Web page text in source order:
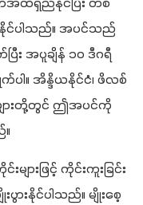
ထိရှည်နိုင်ပြီး တစ်
နိုင်ပါသည်။ အပင်သည်
အပူချိန် ၁၀ ဒီဂရီ
ါ။ အိန္ဒိယနိုင်ငံ၊ ဖိလစ်
များတို့တွင် ဤအပင်ကို
ျားဖြင့် ကိုင်းကူးခြင်း
ပွားနိုင်ပါသည်။ မျိုးစေ့